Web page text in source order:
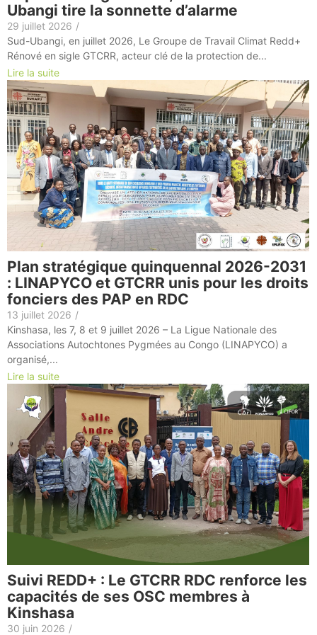
Ubangi tire la sonnette d’alarme
29 juillet 2026 /
Sud-Ubangi, en juillet 2026, Le Groupe de Travail Climat Redd+
Rénové en sigle GTCRR, acteur clé de la protection de...
Lire la suite
Plan stratégique quinquennal 2026-2031
: LINAPYCO et GTCRR unis pour les droits
fonciers des PAP en RDC
13 juillet 2026 /
Kinshasa, les 7, 8 et 9 juillet 2026 – La Ligue Nationale des
Associations Autochtones Pygmées au Congo (LINAPYCO) a
organisé,...
Lire la suite
Suivi REDD+ : Le GTCRR RDC renforce les
capacités de ses OSC membres à
Kinshasa
30 juin 2026 /